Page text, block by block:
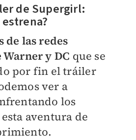
de Supergirl:
de las redes
y DC que se
por fin el tráiler
ver a
los
aventura de